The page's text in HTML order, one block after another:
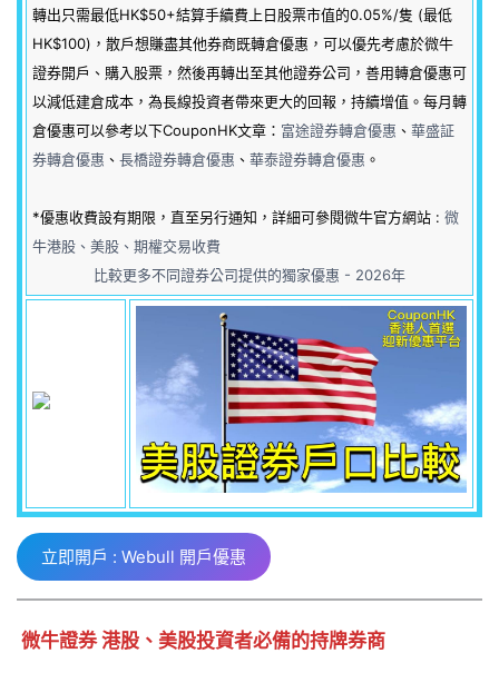
轉出只需最低HK$50+結算手續費上日股票市值的0.05%/隻 (最低
HK$100)，散戶想賺盡其他券商既轉倉優惠，可以優先考慮於微牛
證券開戶、購入股票，然後再轉出至其他證券公司，善用轉倉優惠可
以減低建倉成本，為長線投資者帶來更大的回報，持續增值。每月轉
倉優惠可以參考以下CouponHK文章： 富途證券轉倉優惠 、 華盛証
券轉倉優惠 、 長橋證券轉倉優惠 、 華泰證券轉倉優惠 。
*優惠收費設有期限，直至另行通知，詳細可參閱微牛官方網站 : 微
牛港股、美股、期權交易收費
比較更多不同證券公司提供的獨家優惠 - 2026年
立即開戶 : Webull 開戶優惠
微牛證券 港股、美股投資者必備的持牌券商